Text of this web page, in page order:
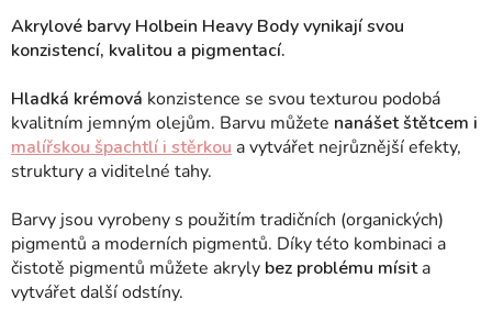
Akrylové barvy Holbein Heavy Body vynikají svou
konzistencí, kvalitou a pigmentací.
Hladká krémová konzistence se svou texturou podobá
kvalitním jemným olejům. Barvu můžete nanášet štětcem i
malířskou špachtlí i stěrkou a vytvářet nejrůznější efekty,
struktury a viditelné tahy.
Barvy jsou vyrobeny s použitím tradičních (organických)
pigmentů a moderních pigmentů. Díky této kombinaci a
čistotě pigmentů můžete akryly bez problému mísita
vytvářet další odstíny.